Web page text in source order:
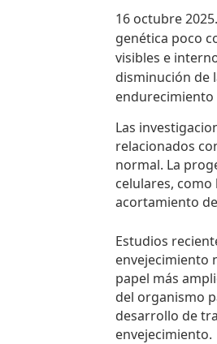
16 octubre
genética poco
visibles e
disminución de
endurecimiento
Las
relacionados
normal. La
celulares,
acortamiento
Estudios
envejecimiento
papel más
del organismo
desarrollo de
envejecimiento.